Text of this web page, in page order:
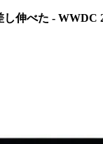
伸べた - WWDC